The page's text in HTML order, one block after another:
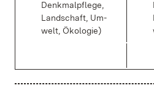
Denk­mal­pfle­ge,
Land­schaft, Um­
welt, Öko­lo­gie)